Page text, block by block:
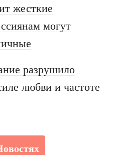
жесткие
могут
разрушило
любви и частоте